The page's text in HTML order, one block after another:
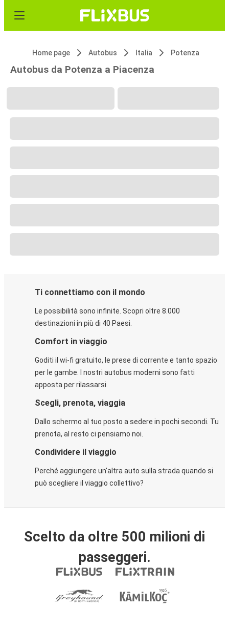
Home page Autobus Italia Potenza
Autobus da Potenza a Piacenza
Ti connettiamo con il mondo
Le possibilità sono infinite. Scopri oltre 8.000
destinazioni in più di 40 Paesi.
Comfort in viaggio
Goditi il wi-fi gratuito, le prese di corrente e tanto spazio
per le gambe. I nostri autobus moderni sono fatti
apposta per rilassarsi.
Scegli, prenota, viaggia
Dallo schermo al tuo posto a sedere in pochi secondi. Tu
prenota, al resto ci pensiamo noi.
Condividere il viaggio
Perché aggiungere un'altra auto sulla strada quando si
può scegliere il viaggio collettivo?
Scelto da oltre 500 milioni di
passeggeri.